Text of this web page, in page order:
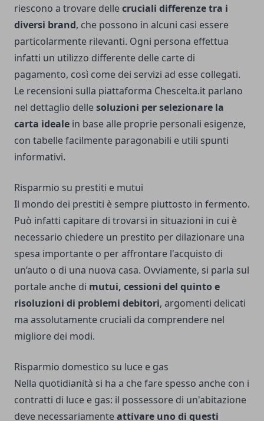
riescono a trovare dellecruciali differenze tra i
diversi brand, che possono in alcuni casi essere
particolarmente rilevanti. Ogni persona effettua
infatti un utilizzo differente delle carte di
pagamento, così come dei servizi ad esse collegati.
Le recensioni sulla piattaforma Chescelta.it parlano
nel dettaglio dellesoluzioni per selezionare la
carta ideale in base alle proprie personali esigenze,
con tabelle facilmente paragonabili e utili spunti
informativi.
Risparmio su prestiti e mutui
Il mondo dei prestiti è sempre piuttosto in fermento.
Può infatti capitare di trovarsi in situazioni in cui è
necessario chiedere un prestito per dilazionare una
spesa importante o per affrontare l'acquisto di
un’auto o di una nuova casa. Ovviamente, si parla sul
portale anche di mutui, cessioni del quinto e
risoluzioni di problemi debitori, argomenti delicati
ma assolutamente cruciali da comprendere nel
migliore dei modi.
Risparmio domestico su luce e gas
Nella quotidianità si ha a che fare spesso anche con i
contratti di luce e gas: il possessore di un'abitazione
deve necessariamenteattivare uno di questi